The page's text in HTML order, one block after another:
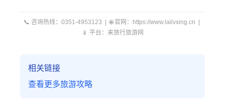
📞 咨询热线：0351-4953123 | 🌐 官网：https://www.lailvxing.cn |
📱 平台：来旅行旅游网
相关链接
查看更多旅游攻略